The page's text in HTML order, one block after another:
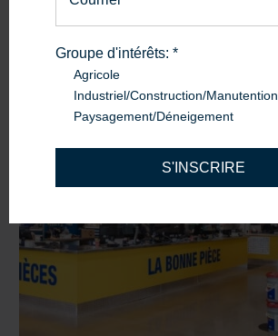
Nous joindre
Groupe d'intérêts: *
Agricole
Industriel/Construction/Manutention
Paysagement/Déneigement
S'INSCRIRE